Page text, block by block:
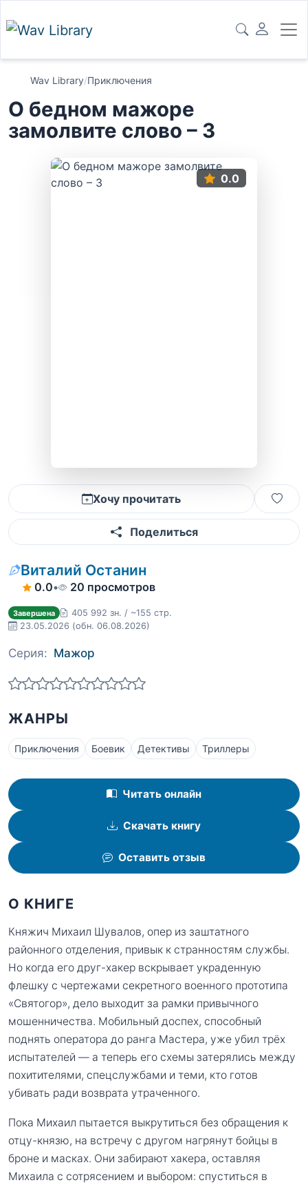
Wav Library/Приключения
О бедном мажоре
замолвите слово – 3
0.0
Хочу прочитать
Поделиться
Виталий Останин
0.0• 20 просмотров
Завершена
405 992 зн. / ~155 стр.
23.05.2026 (обн. 06.08.2026)
Серия: Мажор
ЖАНРЫ
Приключения Боевик Детективы Триллеры
Читать онлайн
Скачать книгу
Оставить отзыв
О КНИГЕ
Княжич Михаил Шувалов, опер из заштатного
районного отделения, привык к странностям службы.
Но когда его друг-хакер вскрывает украденную
флешку с чертежами секретного военного прототипа
«Святогор», дело выходит за рамки привычного
мошенничества. Мобильный доспех, способный
поднять оператора до ранга Мастера, уже убил трёх
испытателей — а теперь его схемы затерялись между
похитителями, спецслужбами и теми, кто готов
убивать ради возврата утраченного.
Пока Михаил пытается выкрутиться без обращения к
отцу-князю, на встречу с другом нагрянут бойцы в
броне и масках. Они забирают хакера, оставляя
Михаила с сотрясением и выбором: спуститься в